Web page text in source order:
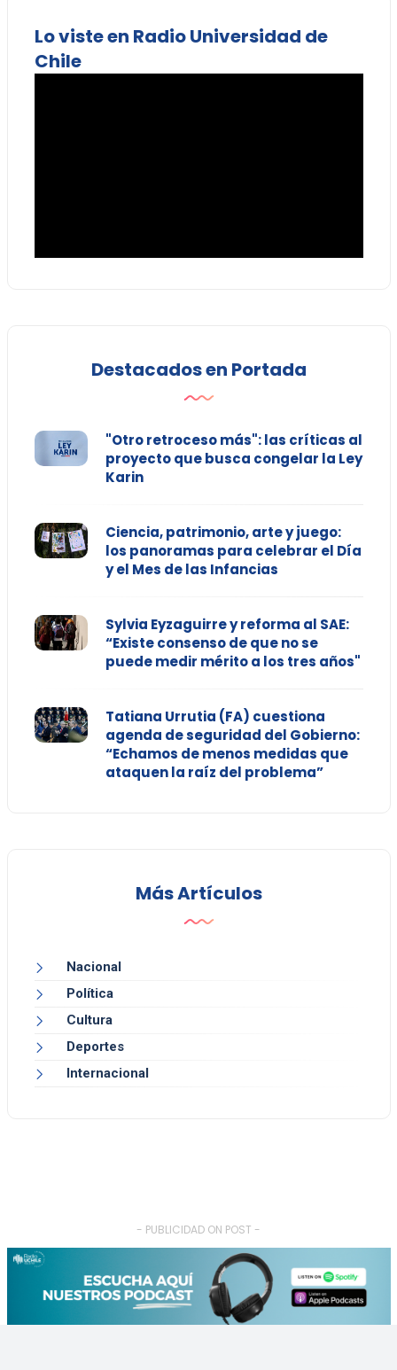
Lo viste en Radio Universidad de
Chile
Destacados en Portada
"Otro retroceso más": las críticas al
proyecto que busca congelar la Ley
Karin
Ciencia, patrimonio, arte y juego:
los panoramas para celebrar el Día
y el Mes de las Infancias
Sylvia Eyzaguirre y reforma al SAE:
“Existe consenso de que no se
puede medir mérito a los tres años"
Tatiana Urrutia (FA) cuestiona
agenda de seguridad del Gobierno:
“Echamos de menos medidas que
ataquen la raíz del problema”
Más Artículos
Nacional
Política
Cultura
Deportes
Internacional
- PUBLICIDAD ON POST -